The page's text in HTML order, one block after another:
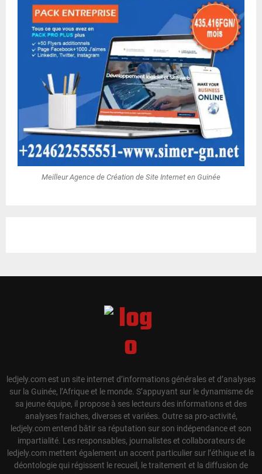
Meilleur Agence de Création de Site Internet en Guinée
ledjely.com est un site internet d’informations générales et d’analyses
sur la Guinée, l’Afrique et le monde. S’appuyant sur le dynamisme de
sa jeune équipe, il propose à ses lecteurs des informations et des
analyses fraiches, diverses et variées. Outre sa pro-activité,
ledjely.com entend bâtir sa réputation sur son indépendance et son
impartialité. Les responsables, journalistes et collaborateurs de
ledjely.com mettent également un accent particulier sur l’éthique et la
déontologie qui régissent le recueil, le traitement et la diffusion de